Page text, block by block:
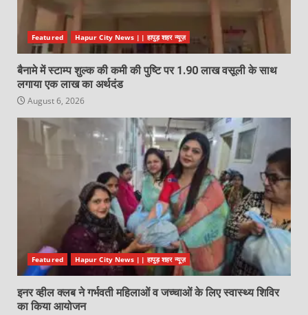
Featured Hapur City News || हापुड़ शहर न्यूज़
बैनामे में स्टाम्प शुल्क की कमी की पुष्टि पर 1.90 लाख वसूली के साथ
लगाया एक लाख का अर्थदंड
August 6, 2026
Featured Hapur City News || हापुड़ शहर न्यूज़
इनर व्हील क्लब ने गर्भवती महिलाओं व जच्चाओं के लिए स्वास्थ्य शिविर
का किया आयोजन